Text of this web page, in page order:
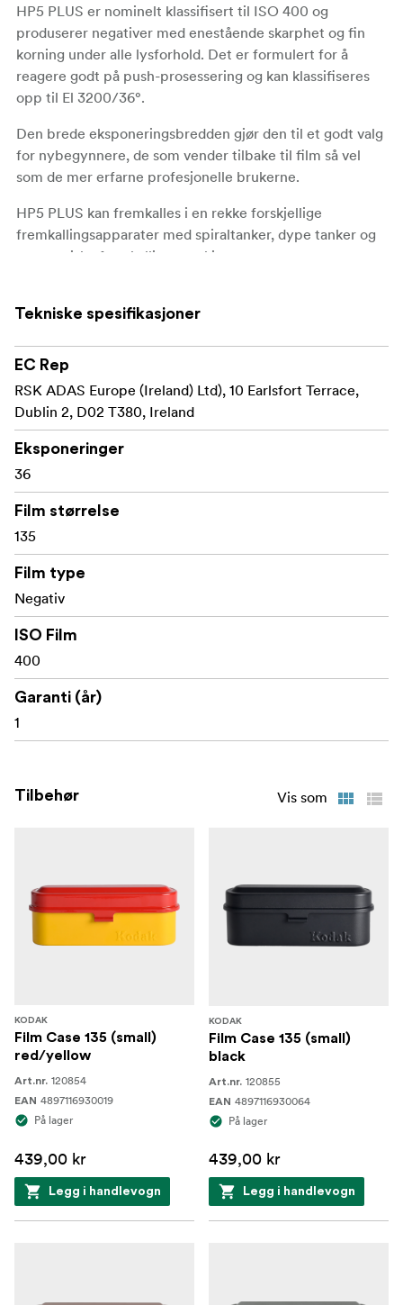
HP5 PLUS er nominelt klassifisert til ISO 400 og
produserer negativer med enestående skarphet og fin
korning under alle lysforhold. Det er formulert for å
reagere godt på push-prosessering og kan klassifiseres
opp til El 3200/36°.
Den brede eksponeringsbredden gjør den til et godt valg
for nybegynnere, de som vender tilbake til film så vel
som de mer erfarne profesjonelle brukerne.
HP5 PLUS kan fremkalles i en rekke forskjellige
fremkallingsapparater med spiraltanker, dype tanker og
automatiske fremkallingsmaskiner.
Bred eksponeringsbredde.
En av klassikerne fra Ilford.
Ilford HP5 PLUS er tilgjengelig i 35mm, 35mm bulk, 120-
film, 9x12cm, 4x5"-, 4.75x6.5"-, 5x7"- og 8x10"-ark.
Tekniske spesifikasjoner
EC Rep
RSK ADAS Europe (Ireland) Ltd), 10 Earlsfort Terrace,
Dublin 2, D02 T380, Ireland
Eksponeringer
36
Film størrelse
135
Film type
Negativ
ISO Film
400
Garanti (år)
1
Tilbehør Vis som
KODAK
Film Case 135 (small)
red/yellow
Art.nr. 120854
EAN 4897116930019
På lager
439,00 kr
Legg i handlevogn
KODAK
Film Case 135 (small)
black
Art.nr. 120855
EAN 4897116930064
På lager
439,00 kr
Legg i handlevogn